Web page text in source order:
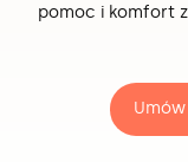
pomoc i komfort